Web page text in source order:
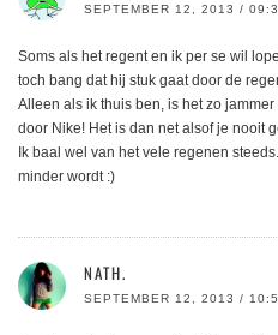
SEPTEMBER 12, 2013 /
Soms als het regent en ik per se wil
toch bang dat hij stuk gaat door de
Alleen als ik thuis ben, is het zo
door Nike! Het is dan net alsof je nooit
Ik baal wel van het vele regenen
minder wordt :)
NATH.
SEPTEMBER 12, 2013 /